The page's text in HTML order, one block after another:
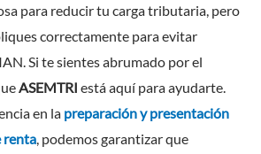
para reducir tu carga tributaria, pero
correctamente para evitar
Si te sientes abrumado por el
ASEMTRI está aquí para ayudarte.
en la preparación y presentación
renta, podemos garantizar que